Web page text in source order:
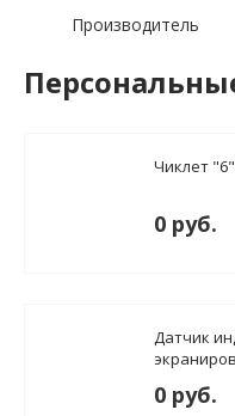
Производитель
Чиклет
0 руб.
Датчик
0 руб.